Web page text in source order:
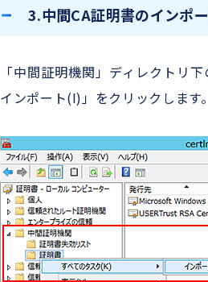
3.中間CA証明書のインポ
「中間証明機関」ディレクトリ
インポート(I)」をクリックします。